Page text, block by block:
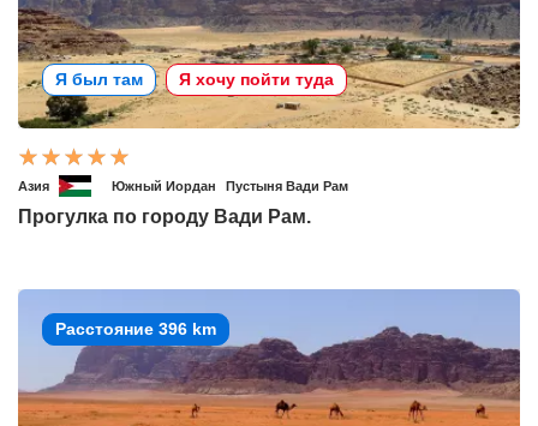
Я был там Я хочу пойти туда
Азия Южный Иордан Пустыня Вади Рам
Прогулка по городу Вади Рам.
Расстояние 396 km